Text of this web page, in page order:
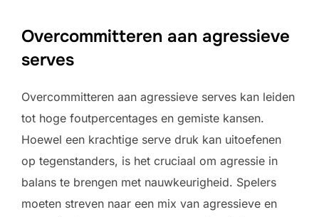
Overcommitteren aan agressieve
serves
Overcommitteren aan agressieve serves kan leiden
tot hoge foutpercentages en gemiste kansen.
Hoewel een krachtige serve druk kan uitoefenen
op tegenstanders, is het cruciaal om agressie in
balans te brengen met nauwkeurigheid. Spelers
moeten streven naar een mix van agressieve en